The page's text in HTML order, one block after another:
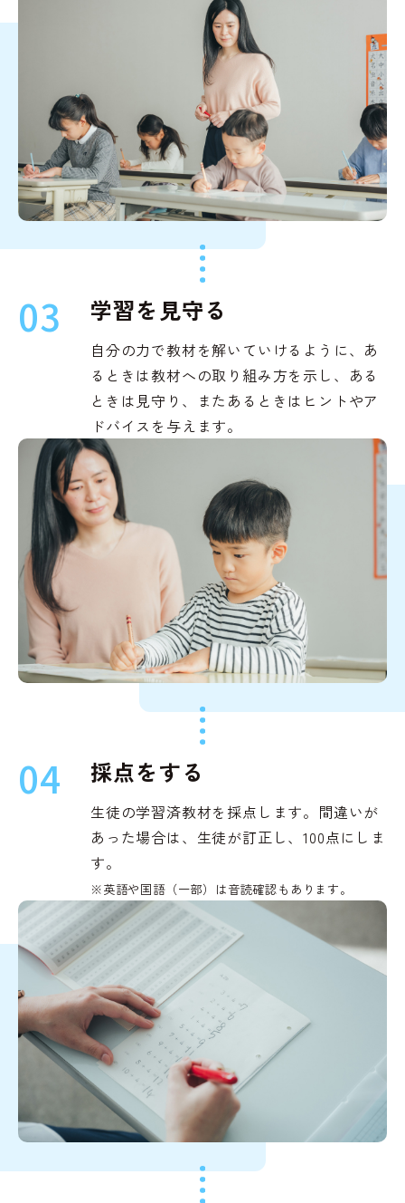
03 学習を見守る
自分の力で教材を解いていけるように、あ
るときは教材への取り組み方を示し、ある
ときは見守り、またあるときはヒントやア
ドバイスを与えます。
04 採点をする
生徒の学習済教材を採点します。間違いが
あった場合は、生徒が訂正し、100点にしま
す。
※英語や国語（一部）は音読確認もあります。